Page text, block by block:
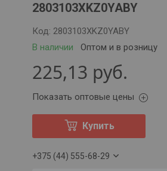
2803103XKZ0YABY
В наличии Оптом и в розницу
Код: 2803103XKZ0YABY
225,13 руб.
Показать оптовые цены
Купить
+375 (44) 555-68-29